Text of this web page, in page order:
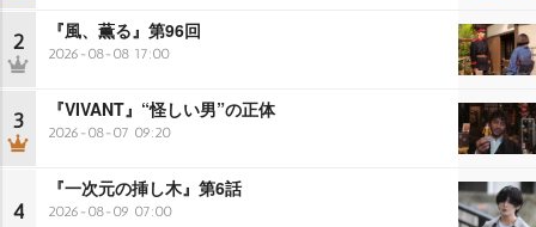
2 『風、薫る』第96回
2026-08-08 17:00
3 『VIVANT』“怪しい男”の正体
2026-08-07 09:20
4
『一次元の挿し木』第6話
2026-08-09 07:00